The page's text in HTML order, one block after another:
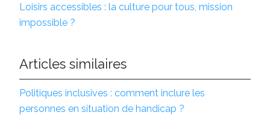
Loisirs accessibles : la culture pour tous, mission
impossible ?
Articles similaires
Politiques inclusives : comment inclure les
personnes en situation de handicap ?